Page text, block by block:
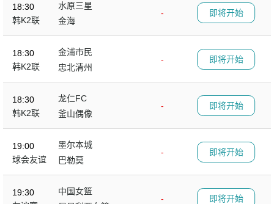
18:30
韩K2联
水原三星
-
金海
即将开始
18:30
韩K2联
金浦市民
-
忠北清州
即将开始
18:30
韩K2联
龙仁FC
-
釜山偶像
即将开始
19:00
球会友谊
墨尔本城
-
巴勒莫
即将开始
19:30
中国女篮
-
即将开始